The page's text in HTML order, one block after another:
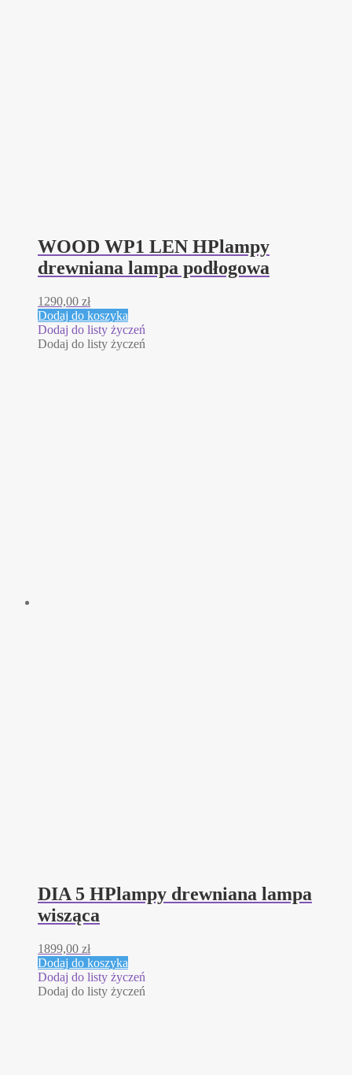
WOOD WP1 LEN HPlampy
drewniana lampa podłogowa
1290,00 zł
Dodaj do koszyka
Dodaj do listy życzeń
Dodaj do listy życzeń
DIA 5 HPlampy drewniana lampa
wisząca
1899,00 zł
Dodaj do koszyka
Dodaj do listy życzeń
Dodaj do listy życzeń